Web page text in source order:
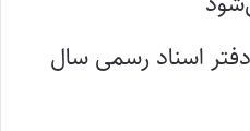
اسناد رسمی سال